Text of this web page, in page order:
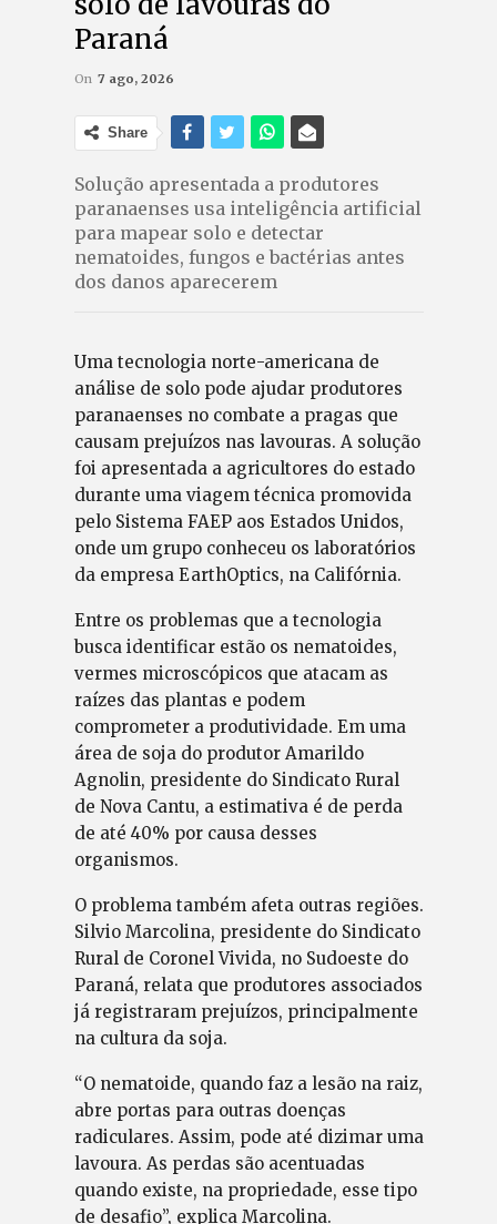
Paraná
On 7 ago, 2026
Share
Solução apresentada a produtores
paranaenses usa inteligência artificial
para mapear solo e detectar
nematoides, fungos e bactérias antes
dos danos aparecerem
Uma tecnologia norte-americana de
análise de solo pode ajudar produtores
paranaenses no combate a pragas que
causam prejuízos nas lavouras. A solução
foi apresentada a agricultores do estado
durante uma viagem técnica promovida
pelo Sistema FAEP aos Estados Unidos,
onde um grupo conheceu os laboratórios
da empresa EarthOptics, na Califórnia.
Entre os problemas que a tecnologia
busca identificar estão os nematoides,
vermes microscópicos que atacam as
raízes das plantas e podem
comprometer a produtividade. Em uma
área de soja do produtor Amarildo
Agnolin, presidente do Sindicato Rural
de Nova Cantu, a estimativa é de perda
de até 40% por causa desses
organismos.
O problema também afeta outras regiões.
Silvio Marcolina, presidente do Sindicato
Rural de Coronel Vivida, no Sudoeste do
Paraná, relata que produtores associados
já registraram prejuízos, principalmente
na cultura da soja.
“O nematoide, quando faz a lesão na raiz,
abre portas para outras doenças
radiculares. Assim, pode até dizimar uma
lavoura. As perdas são acentuadas
quando existe, na propriedade, esse tipo
de desafio”, explica Marcolina.